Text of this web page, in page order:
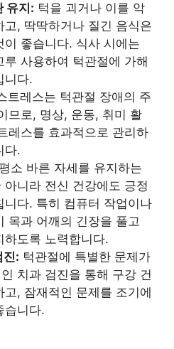
유지: 턱을 괴거나 이를 악
고, 딱딱하거나 질긴 음식은
이 좋습니다. 식사 시에는
루 사용하여 턱관절에 가해
니다.
트레스는 턱관절 장애의 주
므로, 명상, 운동, 취미 활
레스를 효과적으로 관리하
다.
평소 바른 자세를 유지하는
아니라 전신 건강에도 긍정
니다. 특히 컴퓨터 작업이나
목과 어깨의 긴장을 풀고
하도록 노력합니다.
진: 턱관절에 특별한 문제가
치과 검진을 통해 구강 건
고, 잠재적인 문제를 조기에
습니다.